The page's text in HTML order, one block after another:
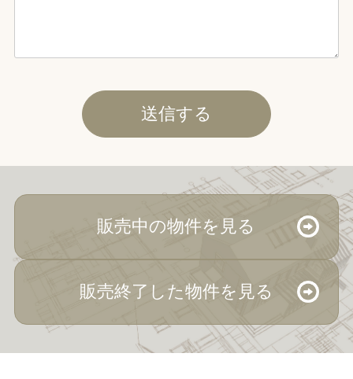
販売中の物件を見る
販売終了した物件を見る